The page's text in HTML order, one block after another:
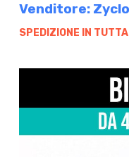
Venditore:
SPEDIZIONE IN